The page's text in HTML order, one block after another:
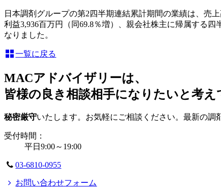
日本調剤グループの第2四半期連結累計期間の業績は、売
利益3,936百万円（同69.8％増）、親会社株主に帰属する
なりました。
一覧に戻る
MACアドバイザリーは、
皆様の良き相談相手になりたいと考え
秘密厳守いたします。お気軽にご相談ください。最新の調
受付時間：
平日9:00～19:00
03-6810-0955
お問い合わせフォーム